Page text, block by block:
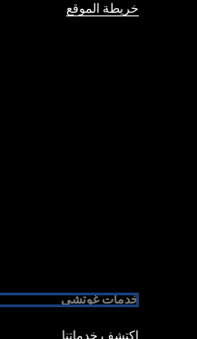
خريطة الموقع
خدمات غوتشي
اكتشف خدماتنا